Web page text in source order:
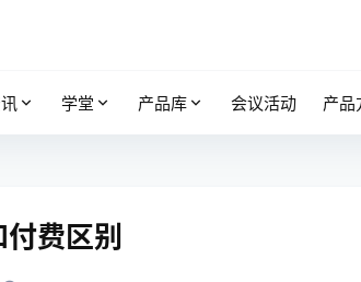
学堂 产品库 会议活动 产品
费区别